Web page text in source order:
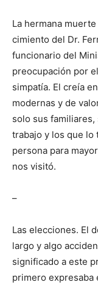
La hermana
cimiento del Dr.
funcionario del
preocupación por
simpatía. El creía
modernas y de
solo sus
trabajo y los que lo
persona para
nos visitó.
–
Las elecciones. El
largo y algo
significado a este
primero expresaba